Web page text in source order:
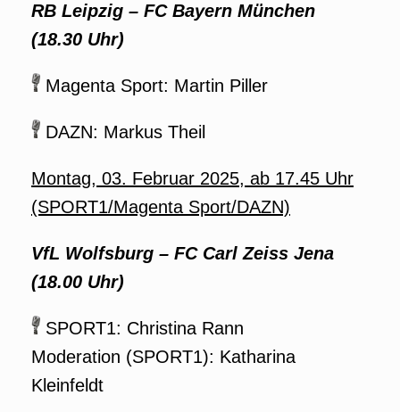
RB Leipzig – FC Bayern München
(18.30 Uhr)
Magenta Sport: Martin Piller
DAZN: Markus Theil
Montag, 03. Februar 2025, ab 17.45 Uhr
(SPORT1/Magenta Sport/DAZN)
VfL Wolfsburg – FC Carl Zeiss Jena
(18.00 Uhr)
SPORT1: Christina Rann
Moderation (SPORT1): Katharina
Kleinfeldt